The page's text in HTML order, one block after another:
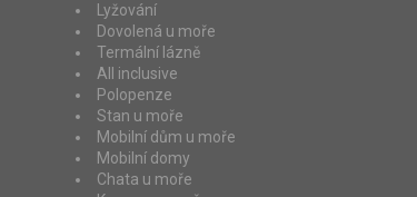
Lyžování
Dovolená u moře
Termální lázně
All inclusive
Polopenze
Stan u moře
Mobilní dům u moře
Mobilní domy
Chata u moře